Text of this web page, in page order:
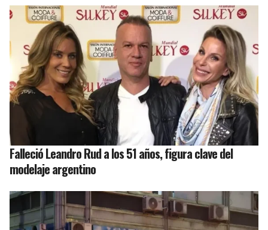
Falleció Leandro Rud a los 51 años, figura clave del
modelaje argentino